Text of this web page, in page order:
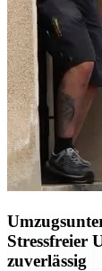
Stressfreier
zuverlässig